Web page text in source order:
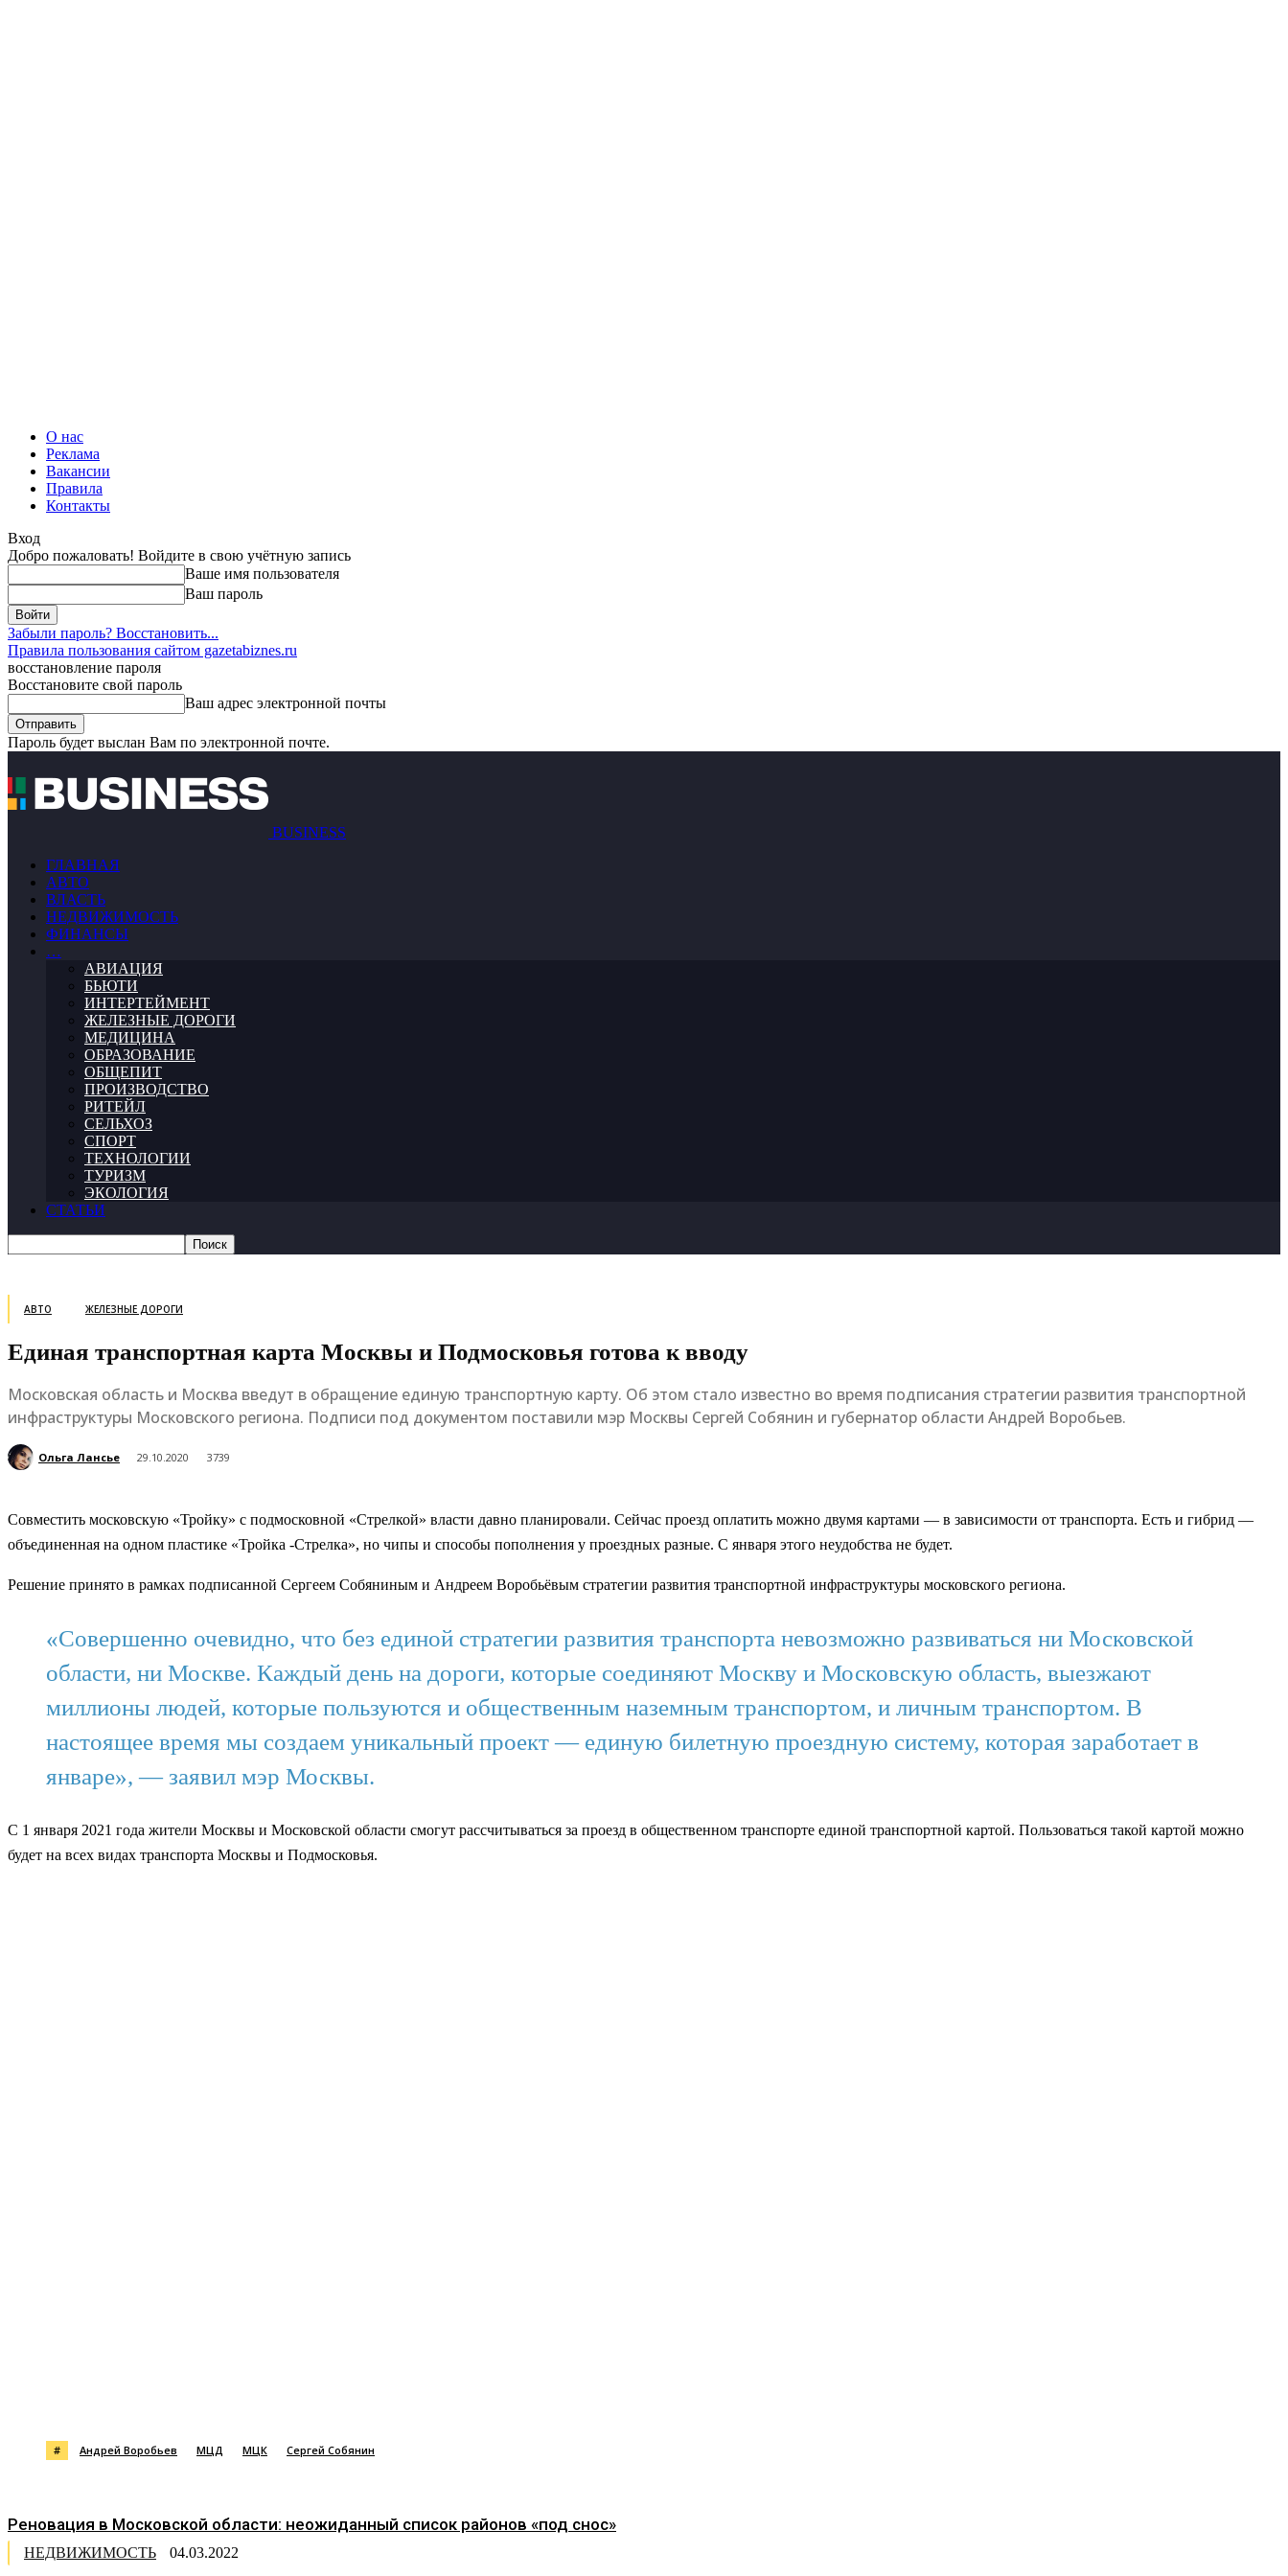
О нас
Реклама
Вакансии
Правила
Контакты
Вход
Добро пожаловать! Войдите в свою учётную запись
Ваше имя пользователя
Ваш пароль
Забыли пароль? Восстановить...
Правила пользования сайтом gazetabiznes.ru
восстановление пароля
Восстановите свой пароль
Ваш адрес электронной почты
Пароль будет выслан Вам по электронной почте.
BUSINESS
ГЛАВНАЯ
АВТО
ВЛАСТЬ
НЕДВИЖИМОСТЬ
ФИНАНСЫ
…
АВИАЦИЯ
БЬЮТИ
ИНТЕРТЕЙМЕНТ
ЖЕЛЕЗНЫЕ ДОРОГИ
МЕДИЦИНА
ОБРАЗОВАНИЕ
ОБЩЕПИТ
ПРОИЗВОДСТВО
РИТЕЙЛ
СЕЛЬХОЗ
СПОРТ
ТЕХНОЛОГИИ
ТУРИЗМ
ЭКОЛОГИЯ
СТАТЬИ
АВТО ЖЕЛЕЗНЫЕ ДОРОГИ
Единая транспортная карта Москвы и Подмосковья готова к вводу
Московская область и Москва введут в обращение единую транспортную карту. Об этом стало известно во время подписания стратегии развития транспортной
инфраструктуры Московского региона. Подписи под документом поставили мэр Москвы Сергей Собянин и губернатор области Андрей Воробьев.
Ольга Лансье 29.10.2020 3739
Совместить московскую «Тройку» с подмосковной «Стрелкой» власти давно планировали. Сейчас проезд оплатить можно двумя картами — в зависимости от транспорта. Есть и гибрид —
объединенная на одном пластике «Тройка -Стрелка», но чипы и способы пополнения у проездных разные. С января этого неудобства не будет.
Решение принято в рамках подписанной Сергеем Собяниным и Андреем Воробьёвым стратегии развития транспортной инфраструктуры московского региона.
«Совершенно очевидно, что без единой стратегии развития транспорта невозможно развиваться ни Московской
области, ни Москве. Каждый день на дороги, которые соединяют Москву и Московскую область, выезжают
миллионы людей, которые пользуются и общественным наземным транспортом, и личным транспортом. В
настоящее время мы создаем уникальный проект — единую билетную проездную систему, которая заработает в
январе», — заявил мэр Москвы.
С 1 января 2021 года жители Москвы и Московской области смогут рассчитываться за проезд в общественном транспорте единой транспортной картой. Пользоваться такой картой можно
будет на всех видах транспорта Москвы и Подмосковья.
# Андрей Воробьев МЦД МЦК Сергей Собянин
Реновация в Московской области: неожиданный список районов «под снос»
НЕДВИЖИМОСТЬ 04.03.2022